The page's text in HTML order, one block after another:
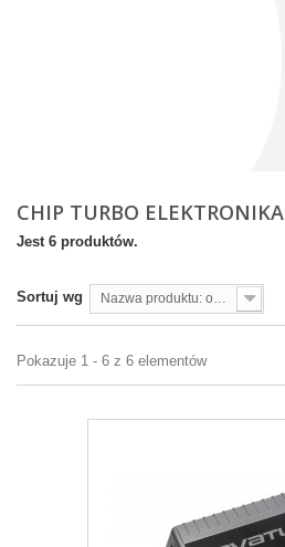
CHIP TURBO ELEKTRONIKA
Jest 6 produktów.
Sortuj wg Nazwa produktu: od A do Z
Pokazuje 1 - 6 z 6 elementów